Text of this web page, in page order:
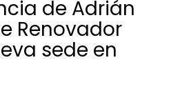
de Adrián
Renovador
sede en